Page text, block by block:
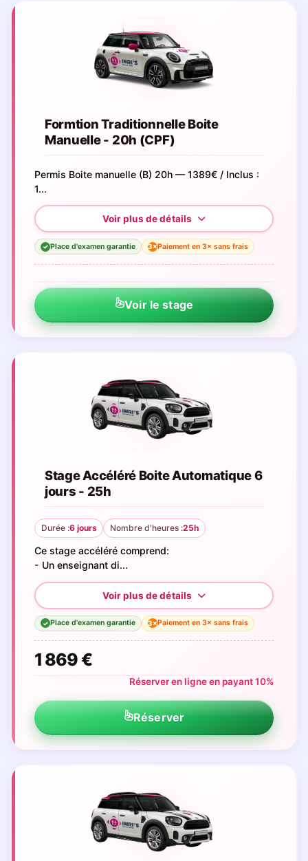
Formtion Traditionnelle Boite
Manuelle - 20h (CPF)
Permis Boite manuelle (B) 20h — 1389€ / Inclus :
1...
✓ Place d'examen garantie 3×Paiement en 3× sans frais
Voir le stage
Stage Accéléré Boite Automatique 6
jours - 25h
Durée :6 jours Nombre d'heures :25h
Ce stage accéléré comprend:
- Un enseignant di...
✓ Place d'examen garantie 3×Paiement en 3× sans frais
1 869 €
Réserver en ligne en payant 10%
Réserver